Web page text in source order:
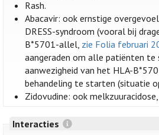
Rash.
Abacavir: ook ernstige
DRESS-syndroom (vooral bij
B*5701-allel, zie Folia februari
aangeraden om alle patiënten te
aanwezigheid van het HLA-
behandeling te starten (situatie
Zidovudine: ook
Interacties